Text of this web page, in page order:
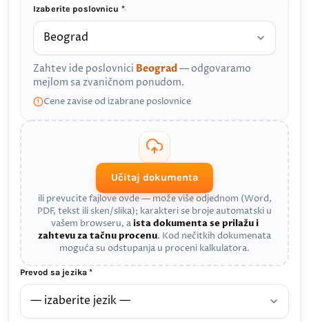
Izaberite poslovnicu *
Zahtev ide poslovnici Beograd— odgovaramo
mejlom sa zvaničnom ponudom.
Cene zavise od izabrane poslovnice
Učitaj dokumenta
ili prevucite fajlove ovde — može više odjednom (Word,
PDF, tekst ili sken/slika); karakteri se broje automatski u
vašem browseru, aista dokumenta se prilažu i
zahtevu za tačnu procenu. Kod nečitkih dokumenata
moguća su odstupanja u proceni kalkulatora.
Prevod sa jezika *